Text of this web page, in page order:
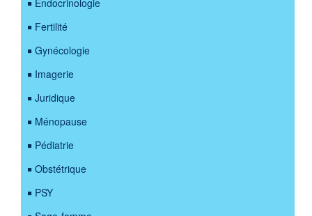
Endocrinologie
Fertilité
Gynécologie
Imagerie
Juridique
Ménopause
Pédiatrie
Obstétrique
PSY